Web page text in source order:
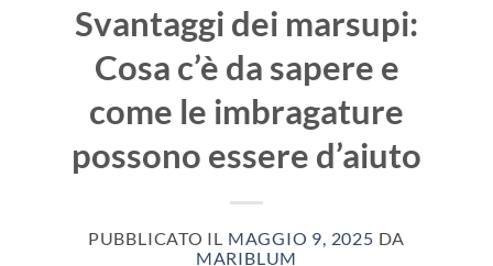
Svantaggi dei marsupi:
Cosa c’è da sapere e
come le imbragature
possono essere d’aiuto
PUBBLICATO IL MAGGIO 9, 2025 DA
MARIBLUM